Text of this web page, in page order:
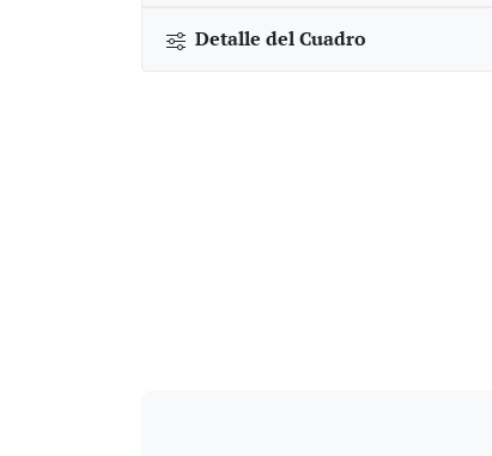
Detalle del Cuadro